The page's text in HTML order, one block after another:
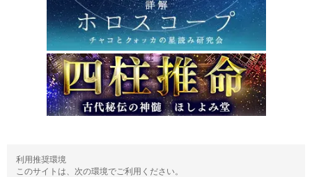
利用推奨環境
このサイトは、次の環境でご利用ください。